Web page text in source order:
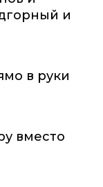
и
в руки
вместо